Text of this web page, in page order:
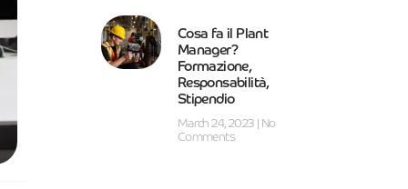
Cosa fa il Plant
Manager?
Formazione,
Responsabilità,
Stipendio
March 24, 2023
No
Comments